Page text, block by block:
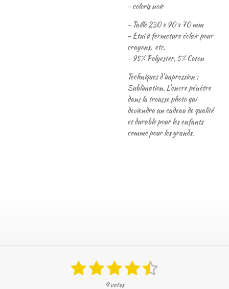
- coloris noir
- Taille 230 x 90 x 70 mm
- Etui à fermeture éclair pour
crayons, etc.
- 95% Polyester, 5% Coton
Techniques d'impression :
Sublimation. L'encre pénètre
dans la trousse photo qui
deviendra un cadeau de qualité
et durable pour les enfants
comme pour les grands.
1 2 3
é
4
é
5
4 votes